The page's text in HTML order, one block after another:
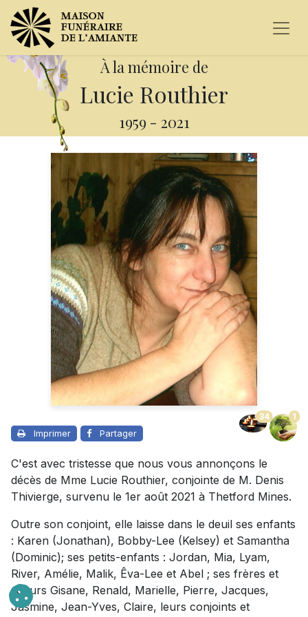
À la mémoire de
Lucie Routhier
1959 - 2021
Imprimer Partager
34 1
C'est avec tristesse que nous vous annonçons le
décès de Mme Lucie Routhier, conjointe de M. Denis
Thivierge, survenu le 1er août 2021 à Thetford Mines.
Outre son conjoint, elle laisse dans le deuil ses enfants
: Karen (Jonathan), Bobby-Lee (Kelsey) et Samantha
(Dominic); ses petits-enfants : Jordan, Mia, Lyam,
River, Amélie, Malik, Êva-Lee et Abel ; ses frères et
soeurs Gisane, Renald, Marielle, Pierre, Jacques,
Jasmine, Jean-Yves, Claire, leurs conjoints et